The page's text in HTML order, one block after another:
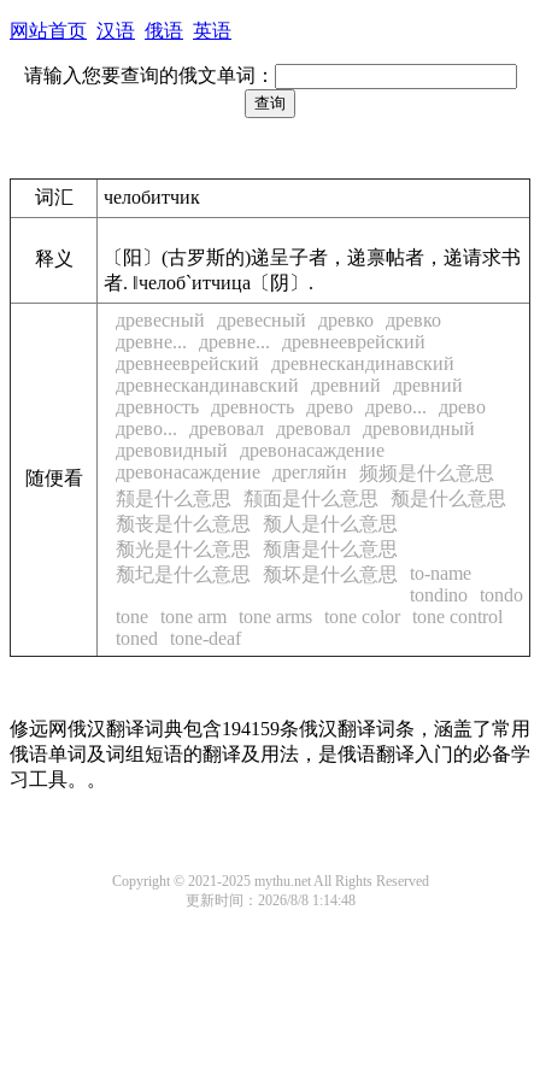
网站首页 汉语 俄语 英语
请输入您要查询的俄文单词：
词汇 челобитчик
释义
〔阳〕(古罗斯的)递呈子者，递禀帖者，递请求书
者. ‖челоб`итчица〔阴〕.
随便看
древесный древесный древко
древко
древне...
древне...
древнееврейский
древнееврейский
древнескандинавский
древнескандинавский
древний
древний
древность
древность древо древо...
древо
древо...
древовал древовал
древовидный
древовидный
древонасаждение
древонасаждение
дрегляйн
频频是什么意思
颒是什么意思
颒面是什么意思
颓是什么意思
颓丧是什么意思
颓人是什么意思
颓光是什么意思
颓唐是什么意思
颓圮是什么意思
颓坏是什么意思
to-name
tondino tondo
tone tone arm tone arms tone color tone control
toned
tone-deaf
修远网俄汉翻译词典包含194159条俄汉翻译词条，涵盖了常用
俄语单词及词组短语的翻译及用法，是俄语翻译入门的必备学
习工具。。
Copyright © 2021-2025 mythu.net All Rights Reserved
更新时间：2026/8/8 1:14:48